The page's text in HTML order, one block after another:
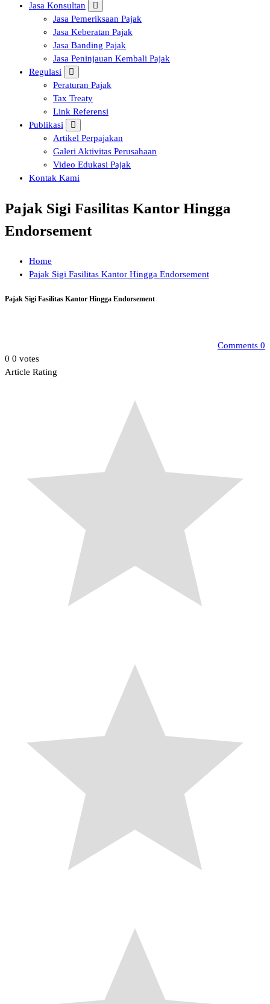
Jasa Konsultan
Jasa Pemeriksaan Pajak
Jasa Keberatan Pajak
Jasa Banding Pajak
Jasa Peninjauan Kembali Pajak
Regulasi
Peraturan Pajak
Tax Treaty
Link Referensi
Publikasi
Artikel Perpajakan
Galeri Aktivitas Perusahaan
Video Edukasi Pajak
Kontak Kami
Pajak Sigi Fasilitas Kantor Hingga
Endorsement
Home
Pajak Sigi Fasilitas Kantor Hingga Endorsement
Pajak Sigi Fasilitas Kantor Hingga Endorsement
Comments 0
0 0 votes
Article Rating